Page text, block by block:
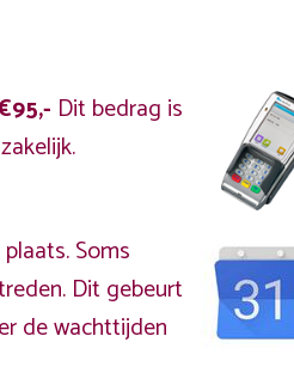
Dit bedrag is
Soms
Dit gebeurt
de wachttijden